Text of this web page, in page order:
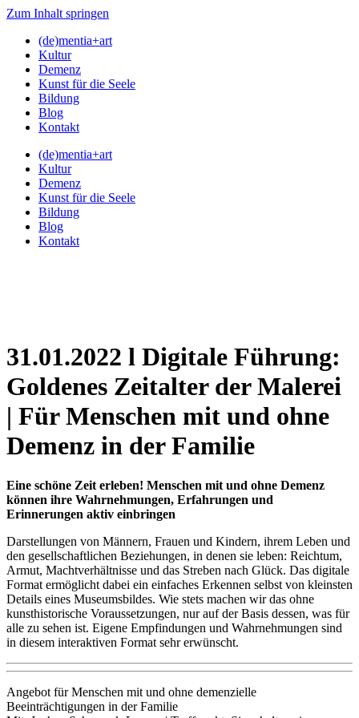
Zum Inhalt springen
(de)mentia+art
Kultur
Demenz
Kunst für die Seele
Bildung
Blog
Kontakt
(de)mentia+art
Kultur
Demenz
Kunst für die Seele
Bildung
Blog
Kontakt
31.01.2022 l Digitale Führung:
Goldenes Zeitalter der Malerei
| Für Menschen mit und ohne
Demenz in der Familie
Eine schöne Zeit erleben! Menschen mit und ohne Demenz
können ihre Wahrnehmungen, Erfahrungen und
Erinnerungen aktiv einbringen
Darstellungen von Männern, Frauen und Kindern, ihrem Leben und
den gesellschaftlichen Beziehungen, in denen sie leben: Reichtum,
Armut, Machtverhältnisse und das Streben nach Glück. Das digitale
Format ermöglicht dabei ein einfaches Erkennen selbst von kleinsten
Details eines Museumsbildes. Wie stets machen wir das ohne
kunsthistorische Voraussetzungen, nur auf der Basis dessen, was für
alle zu sehen ist. Eigene Empfindungen und Wahrnehmungen sind
in diesem interaktiven Format sehr erwünscht.
Angebot für Menschen mit und ohne demenzielle
Beeinträchtigungen in der Familie